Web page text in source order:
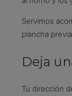
Servimos
plancha
Deja
Tu dirección